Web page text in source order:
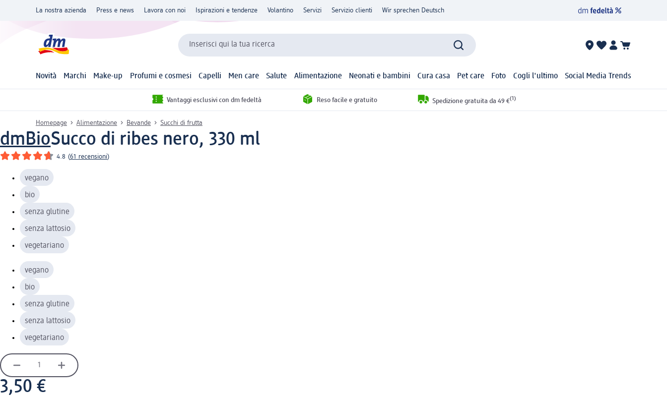
La nostra azienda Press e news Lavora con noi Ispirazioni e tendenze Volantino Servizi Servizio clienti Wir sprechen Deutsch
Inserisci qui la tua ricerca
Novità Marchi Make-up Profumi e cosmesi Capelli Men care Salute Alimentazione Neonati e bambini Cura casa Pet care Foto Cogli l'ultimo Social Media Trends
Vantaggi esclusivi con dm fedeltà Reso facile e gratuito Spedizione gratuita da 49 €(1)
Homepage Alimentazione Bevande Succhi di frutta
dmBioSucco di ribes nero, 330 ml
4.8 (61 recensioni)
vegano
bio
senza glutine
senza lattosio
vegetariano
vegano
bio
senza glutine
senza lattosio
vegetariano
3,50 €